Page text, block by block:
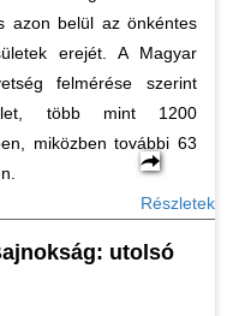
azon belül az önkéntes
erejét. A Magyar
felmérése szerint
több mint 1200
miközben további 63
Részletek
utolsó